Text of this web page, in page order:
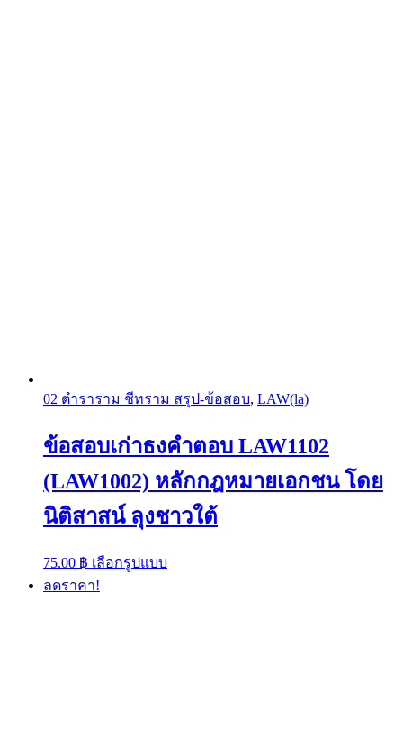
02 ตำราราม ชีทราม สรุป-ข้อสอบ, LAW(la)
ข้อสอบเก่าธงคำตอบ LAW1102
(LAW1002) หลักกฎหมายเอกชน โดย
นิติสาสน์ ลุงชาวใต้
75.00 ฿ เลือกรูปแบบ
product
ลดราคา!